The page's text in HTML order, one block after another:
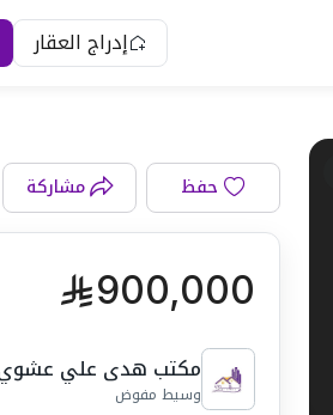
إدراج العقار
الواجهةحفظ مشاركة
900,000
مكتب هدى علي عشوي
وسيط مفوض